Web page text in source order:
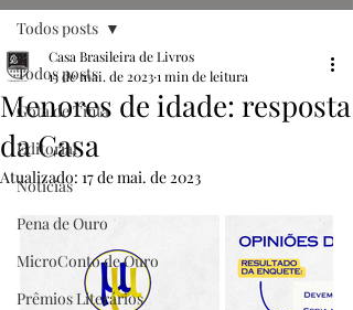
Todos posts
Gota de Tinta
Editorial
Notícias
Pena de Ouro
MicroConto de Ouro
Prêmios Literários
Todos posts
Menores de idade: resposta
da Casa
Casa Brasileira de Livros
15 de mai. de 20231 min de leitura
Atualizado: 17 de mai. de 2023